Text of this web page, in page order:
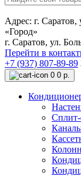
Адрес: г.
«Город»
г. Саратов, ул.
Перейти в
+7 (937) 807-89-89
0 0 р.